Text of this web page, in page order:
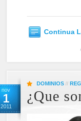
Continua
nov
1
2011
DOMINIOS //
¿Que